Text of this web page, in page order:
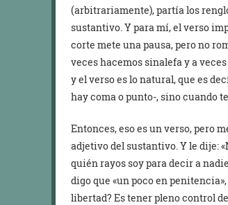
(arbitrariamente), partía los
sustantivo. Y para mí, el verso
corte mete una pausa, pero no
veces hacemos sinalefa y a
y el verso es lo natural, que es
hay coma o punto-, sino cuando
Entonces, eso es un verso, pero
adjetivo del sustantivo. Y le dije:
quién rayos soy para decir a
digo que «un poco en
libertad? Es tener pleno control